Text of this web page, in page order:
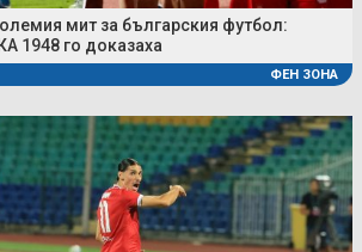
мит за българския футбол:
1948 го доказаха
ФЕН ЗОНА